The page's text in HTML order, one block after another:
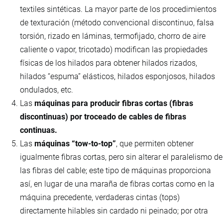
textiles sintéticas. La mayor parte de los procedimientos
de texturación (método convencional discontinuo, falsa
torsión, rizado en láminas, termofijado, chorro de aire
caliente o vapor, tricotado) modifican las propiedades
físicas de los hilados para obtener hilados rizados,
hilados “espuma” elásticos, hilados esponjosos, hilados
ondulados, etc.
Las máquinas para producir fibras cortas (fibras
discontinuas) por troceado de cables de fibras
continuas.
Las máquinas “tow-to-top”, que permiten obtener
igualmente fibras cortas, pero sin alterar el paralelismo de
las fibras del cable; este tipo de máquinas proporciona
así, en lugar de una maraña de fibras cortas como en la
máquina precedente, verdaderas cintas (tops)
directamente hilables sin cardado ni peinado; por otra